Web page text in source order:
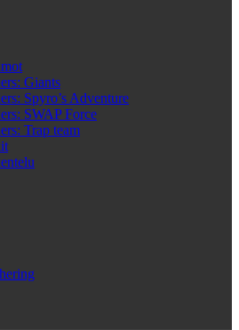
Giants
Spyro’s Adventure
SWAP Force
Trap team